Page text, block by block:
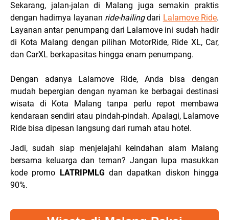
Sekarang, jalan-jalan di Malang juga semakin praktis
dengan hadirnya layanan ride-hailingdari Lalamove Ride.
Layanan antar penumpang dari Lalamove ini sudah hadir
di Kota Malang dengan pilihan MotorRide, Ride XL, Car,
dan CarXL berkapasitas hingga enam penumpang.
Dengan adanya Lalamove Ride, Anda bisa dengan
mudah bepergian dengan nyaman ke berbagai destinasi
wisata di Kota Malang tanpa perlu repot membawa
kendaraan sendiri atau pindah-pindah. Apalagi, Lalamove
Ride bisa dipesan langsung dari rumah atau hotel.
Jadi, sudah siap menjelajahi keindahan alam Malang
bersama keluarga dan teman? Jangan lupa masukkan
kode promo
LATRIPMLG dan dapatkan diskon hingga
90%.